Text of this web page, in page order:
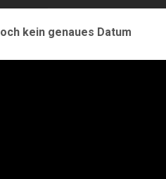
kein genaues Datum